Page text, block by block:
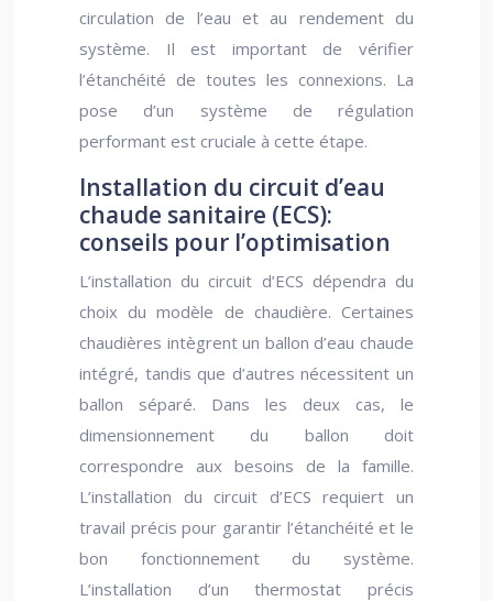
circulation de l’eau et au rendement du
système. Il est important de vérifier
l’étanchéité de toutes les connexions. La
pose d’un système de régulation
performant est cruciale à cette étape.
Installation du circuit d’eau
chaude sanitaire (ECS):
conseils pour l’optimisation
L’installation du circuit d’ECS dépendra du
choix du modèle de chaudière. Certaines
chaudières intègrent un ballon d’eau chaude
intégré, tandis que d’autres nécessitent un
ballon séparé. Dans les deux cas, le
dimensionnement du ballon doit
correspondre aux besoins de la famille.
L’installation du circuit d’ECS requiert un
travail précis pour garantir l’étanchéité et le
bon fonctionnement du système.
L’installation d’un thermostat précis